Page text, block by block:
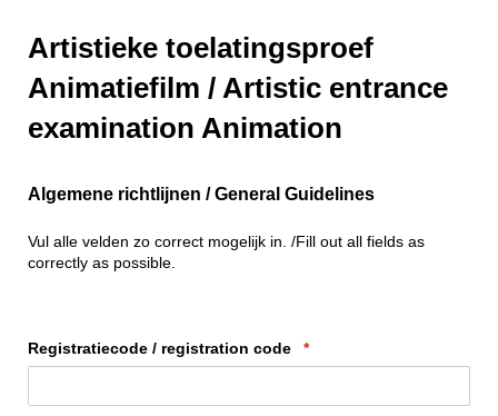
Artistieke toelatingsproef
Animatiefilm / Artistic entrance
examination Animation
Algemene richtlijnen / General Guidelines
Vul alle velden zo correct mogelijk in. /Fill out all fields as
correctly as possible.
Registratiecode /​ registration code *
(is vereist)